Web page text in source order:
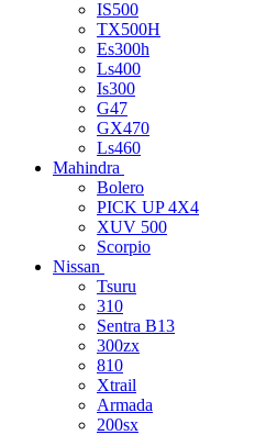
IS500
TX500H
Es300h
Ls400
Is300
G47
GX470
Ls460
Mahindra
Bolero
PICK UP 4X4
XUV 500
Scorpio
Nissan
Tsuru
310
Sentra B13
300zx
810
Xtrail
Armada
200sx